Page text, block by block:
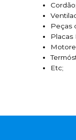
Cordão;
Peças
Placas
Etc;